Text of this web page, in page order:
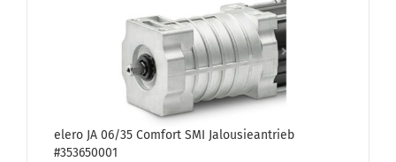
elero JA 06/35 Com­fort SMI Ja­lou­sie­an­trieb
#353650001